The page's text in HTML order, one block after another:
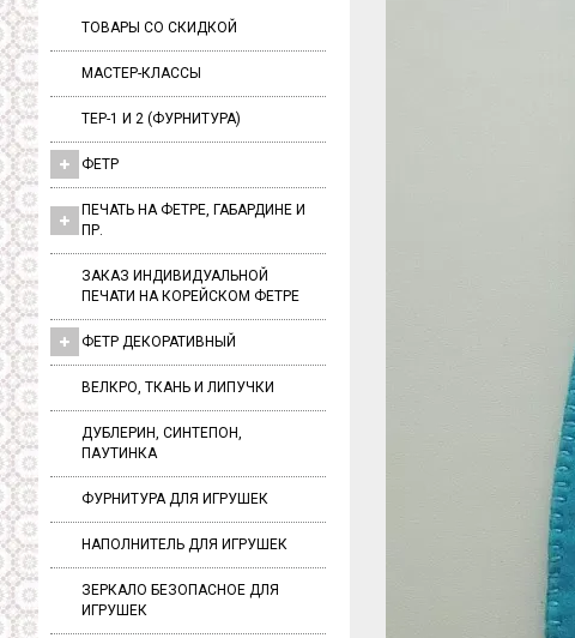
ТОВАРЫ СО СКИДКОЙ
МАСТЕР-КЛАССЫ
ТЕР-1 И 2 (ФУРНИТУРА)
ФЕТР
ПЕЧАТЬ НА ФЕТРЕ, ГАБАРДИНЕ И
ПР.
ЗАКАЗ ИНДИВИДУАЛЬНОЙ
ПЕЧАТИ НА КОРЕЙСКОМ ФЕТРЕ
ФЕТР ДЕКОРАТИВНЫЙ
ВЕЛКРО, ТКАНЬ И ЛИПУЧКИ
ДУБЛЕРИН, СИНТЕПОН,
ПАУТИНКА
ФУРНИТУРА ДЛЯ ИГРУШЕК
НАПОЛНИТЕЛЬ ДЛЯ ИГРУШЕК
ЗЕРКАЛО БЕЗОПАСНОЕ ДЛЯ
ИГРУШЕК